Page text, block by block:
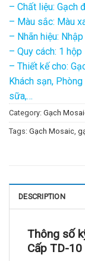
– Chất liệu: Gạch
– Màu sắc: Màu
– Nhãn hiệu:
– Quy cách: 1
– Thiết kế cho:
Khách sạn,
sữa,…
Category: Gạch
Tags: Gạch Mosaic
DESCRIPTION
Thông số
Cấp TD-10